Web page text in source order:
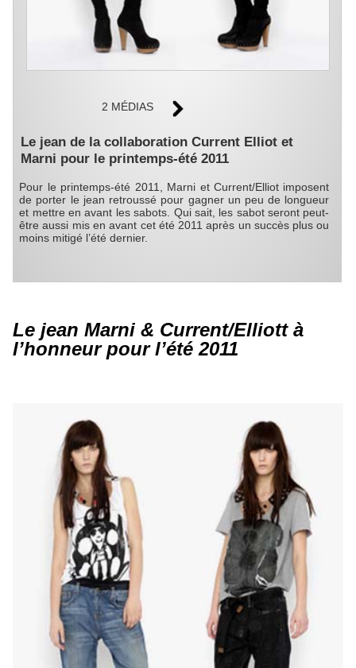
2 MÉDIAS
Le jean de la collaboration Current Elliot et
Marni pour le printemps-été 2011
Pour le printemps-été 2011, Marni et Current/Elliot imposent
de porter le jean retroussé pour gagner un peu de longueur
et mettre en avant les sabots. Qui sait, les sabot seront peut-
être aussi mis en avant cet été 2011 après un succès plus ou
moins mitigé l’été dernier.
Le jean Marni & Current/Elliott à
l’honneur pour l’été 2011